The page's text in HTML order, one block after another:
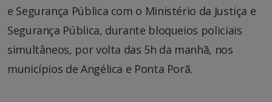
e Segurança Pública com o Ministério da Justiça e
Segurança Pública, durante bloqueios policiais
simultâneos, por volta das 5h da manhã, nos
municípios de Angélica e Ponta Porã.